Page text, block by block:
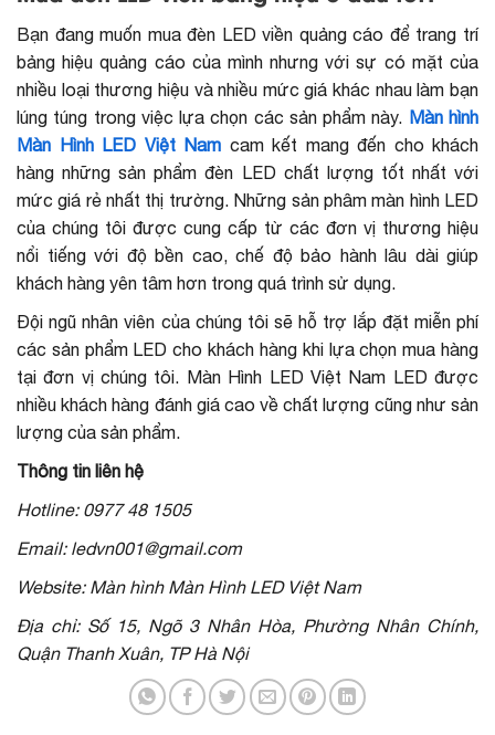
Bạn đang muốn mua đèn LED viền quảng cáo để trang trí
bảng hiệu quảng cáo của mình nhưng với sự có mặt của
nhiều loại thương hiệu và nhiều mức giá khác nhau làm bạn
lúng túng trong việc lựa chọn các sản phẩm này. Màn hình
Màn Hình LED Việt Nam cam kết mang đến cho khách
hàng những sản phẩm đèn LED chất lượng tốt nhất với
mức giá rẻ nhất thị trường. Những sản phâm màn hình LED
của chúng tôi được cung cấp từ các đơn vị thương hiệu
nổi tiếng với độ bền cao, chế độ bảo hành lâu dài giúp
khách hàng yên tâm hơn trong quá trình sử dụng.
Đội ngũ nhân viên của chúng tôi sẽ hỗ trợ lắp đặt miễn phí
các sản phẩm LED cho khách hàng khi lựa chọn mua hàng
tại đơn vị chúng tôi. Màn Hình LED Việt Nam LED được
nhiều khách hàng đánh giá cao về chất lượng cũng như sản
lượng của sản phẩm.
Thông tin liên hệ
Hotline: 0977 48 1505
Email: ledvn001@gmail.com
Website: Màn hình Màn Hình LED Việt Nam
Địa chỉ: Số 15, Ngõ 3 Nhân Hòa, Phường Nhân Chính,
Quận Thanh Xuân, TP Hà Nội